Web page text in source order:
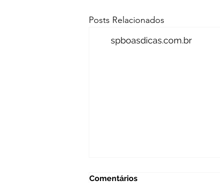
Posts Relacionados
Comentários
spboasdicas.com.br